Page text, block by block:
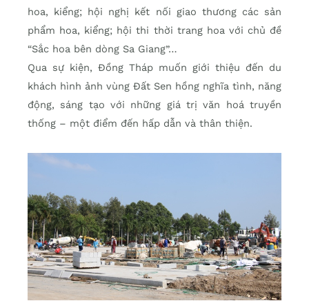
hoa, kiểng; hội nghị kết nối giao thương các sản
phẩm hoa, kiểng; hội thi thời trang hoa với chủ đề
“Sắc hoa bên dòng Sa Giang”…
Qua sự kiện, Đồng Tháp muốn giới thiệu đến du
khách hình ảnh vùng Đất Sen hồng nghĩa tình, năng
động, sáng tạo với những giá trị văn hoá truyền
thống – một điểm đến hấp dẫn và thân thiện.